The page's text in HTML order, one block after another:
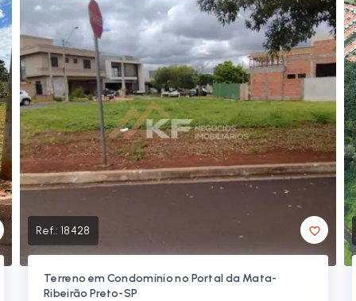
Ref.: 18428
Terreno em Condomínio no Portal da Mata-
Ribeirão Preto-SP